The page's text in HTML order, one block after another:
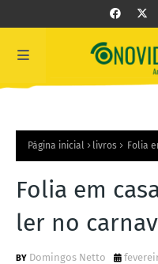
Página inicial livros Folia
Folia em
ler no
Domingos Netto